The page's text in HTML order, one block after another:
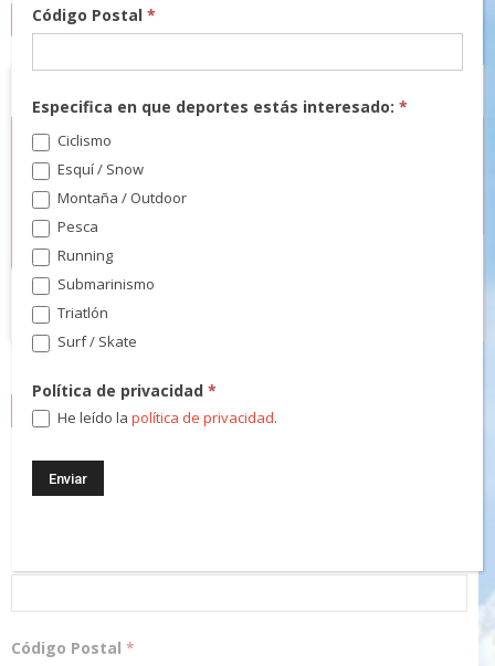
MARCAS
NEWSLETTER
¡Regístrate! Te mantendremos informado de las novedades y
podrás participar en nuestros sorteos.
Código Postal *
Código Postal*
Especifica en que deportes estás interesado:*
Ciclismo
Esquí / Snow
Montaña / Outdoor
Pesca
Running
Submarinismo
Triatlón
Surf / Skate
Política de privacidad*
He leído lapolítica de privacidad.